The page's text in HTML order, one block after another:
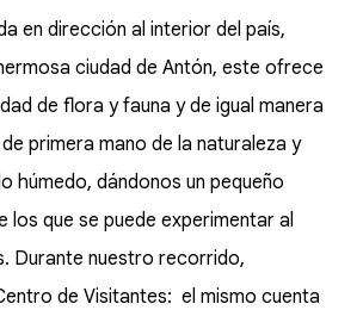
en dirección al interior del país,
ciudad de Antón, este ofrece
de flora y fauna y de igual manera
primera mano de la naturaleza y
húmedo, dándonos un pequeño
los que se puede experimentar al
Durante nuestro recorrido,
de Visitantes: el mismo cuenta